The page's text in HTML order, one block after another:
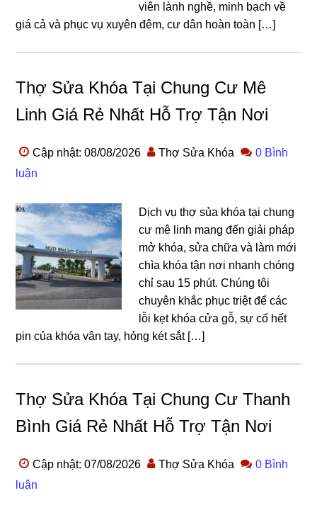
viên lành nghề, minh bạch về
giá cả và phục vụ xuyên đêm, cư dân hoàn toàn […]
Thợ Sửa Khóa Tại Chung Cư Mê
Linh Giá Rẻ Nhất Hỗ Trợ Tận Nơi
Cập nhật: 08/08/2026 Thợ Sửa Khóa
0 Bình
luận
Dịch vụ thợ sủa khóa tại chung
cư mê linh mang đến giải pháp
mở khóa, sửa chữa và làm mới
chìa khóa tận nơi nhanh chóng
chỉ sau 15 phút. Chúng tôi
chuyên khắc phục triệt để các
lỗi kẹt khóa cửa gỗ, sự cố hết
pin của khóa vân tay, hỏng két sắt […]
Thợ Sửa Khóa Tại Chung Cư Thanh
Bình Giá Rẻ Nhất Hỗ Trợ Tận Nơi
Cập nhật: 07/08/2026 Thợ Sửa Khóa
0 Bình
luận